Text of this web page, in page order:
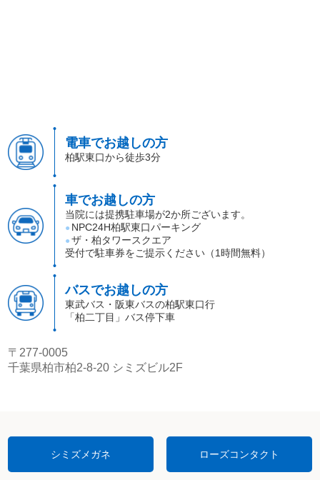
電車でお越しの方
柏駅東口から徒歩3分
車でお越しの方
当院には提携駐車場が2か所ございます。
● NPC24H柏駅東口パーキング
● ザ・柏タワースクエア
受付で駐車券をご提示ください（1時間無料）
バスでお越しの方
東武バス・阪東バスの柏駅東口行
「柏二丁目」バス停下車
〒277-0005
千葉県柏市柏2-8-20 シミズビル2F
シミズメガネ ローズコンタクト